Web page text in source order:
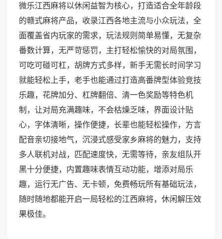
微乐江西麻将以休闲益智为核心，打造适合全年龄段
的赣式麻将产品，收录江西各地主流与小众玩法，全
面覆盖省内玩家的需求，玩法规则简单易懂，无复杂
番数计算，无严苛惩罚，主打轻松愉快的对局氛围，
可吃可碰可杠，胡牌方式多样，新手无需长时间学习
就能轻松上手，老手也能通过打造高番牌型体验竞技
乐趣，花牌加分、杠牌翻倍、清一色奖励等特色机
制，让对局充满趣味，不会枯燥乏味，界面设计贴
心，字体清晰，操作便捷，长辈也能轻松操作，方言
配音亲切接地气，沉浸式感受家乡麻将的魅力，支持
多人联机对战，匹配速度快，无需等待，亲友组队开
黑十分便捷，内置趣味表情互动功能，增添对局乐
趣，运行无广告、无卡顿，免费畅玩所有基础玩法，
随时随地都能开启一局轻松的江西麻将，休闲解压效
果极佳。